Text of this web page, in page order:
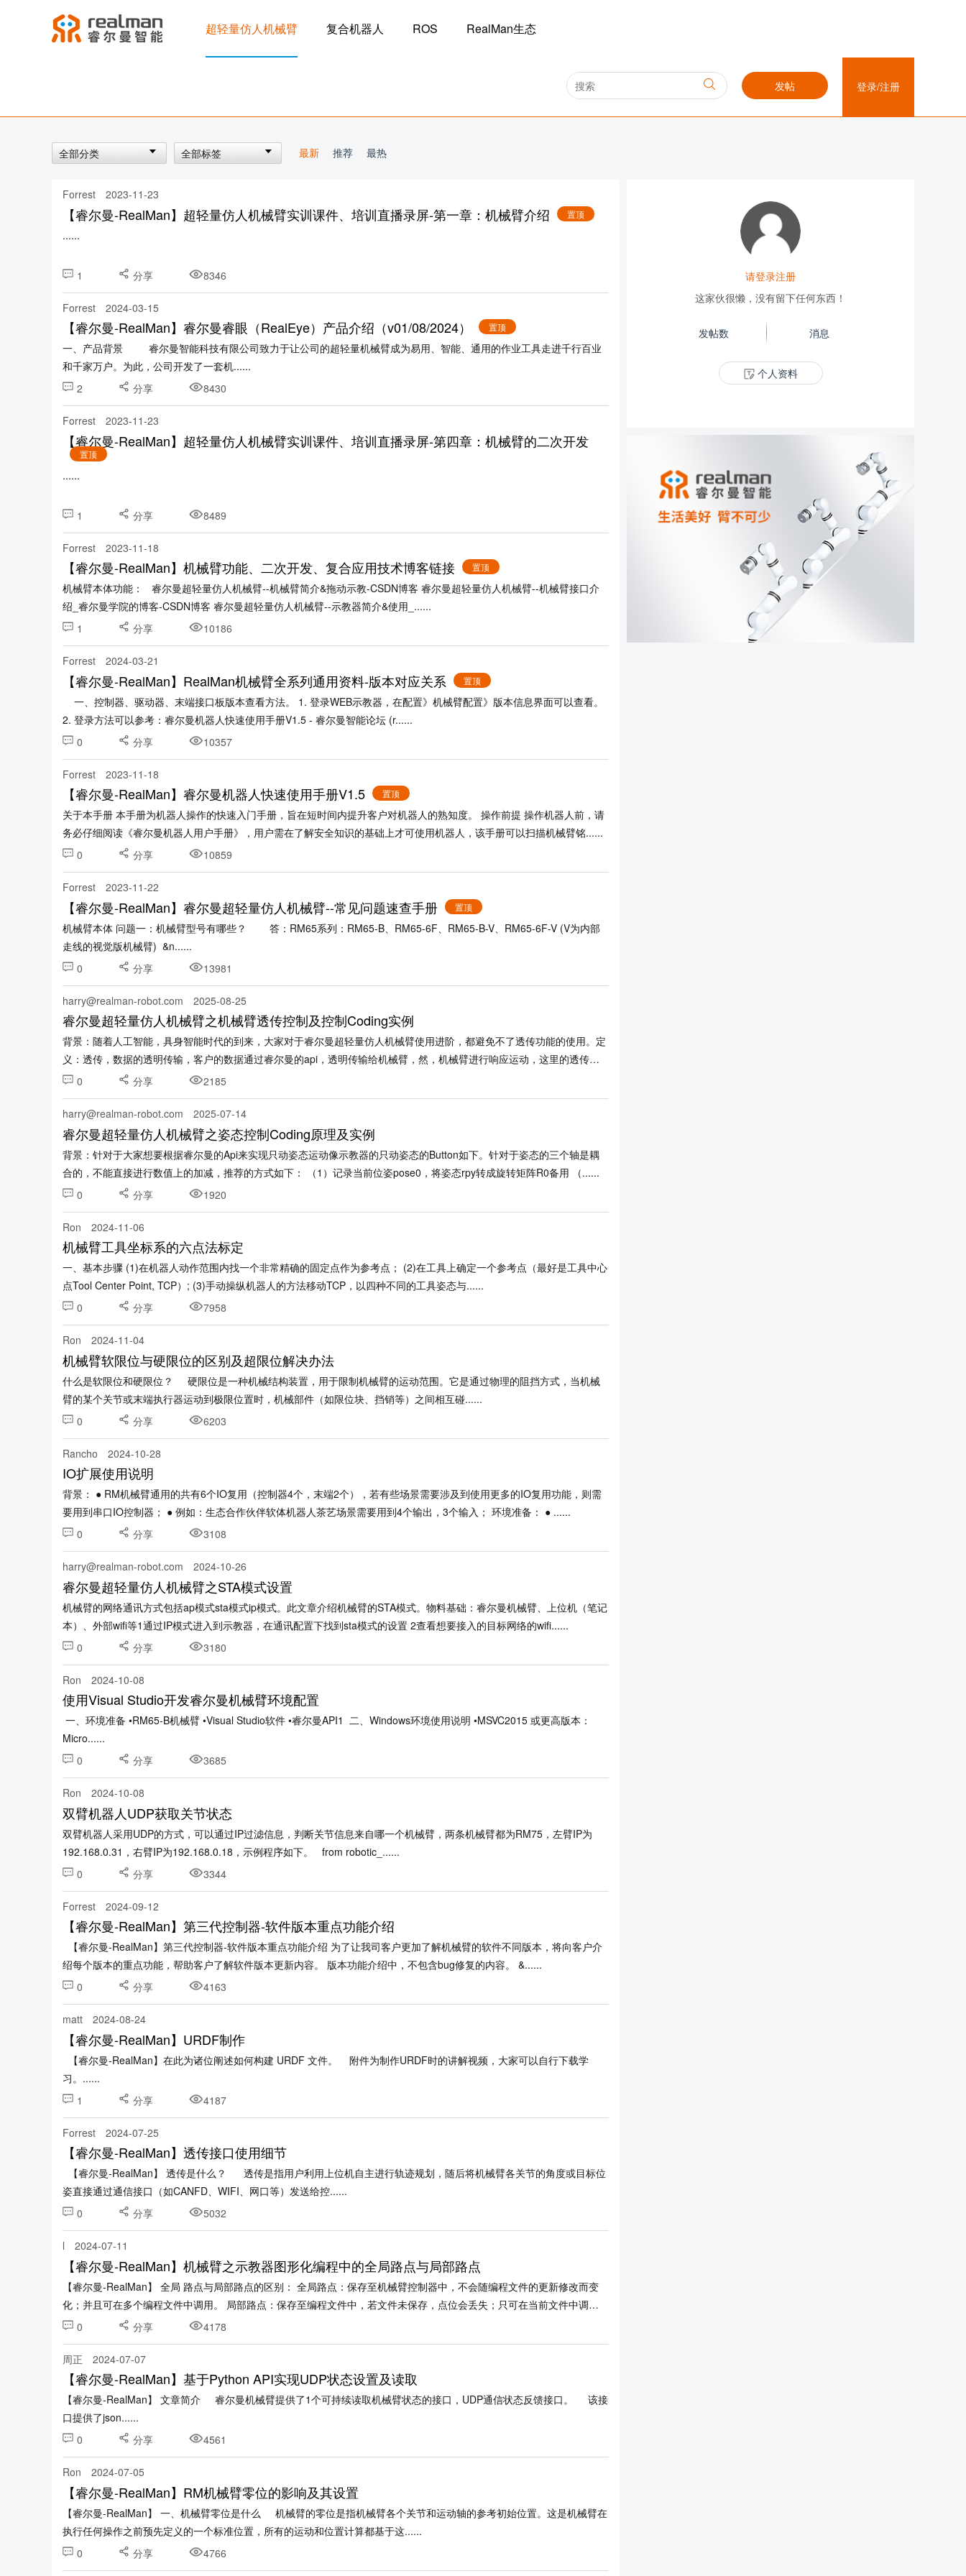
超轻量仿人机械臂 复合机器人 ROS RealMan生态
发帖 登录/注册
全部分类 全部标签 最新 推荐 最热
Forrest 2023-11-23
【睿尔曼-RealMan】超轻量仿人机械臂实训课件、培训直播录屏-第一章：机械臂介绍 置顶
......
1 分享 8346
Forrest 2024-03-15
【睿尔曼-RealMan】睿尔曼睿眼（RealEye）产品介绍（v01/08/2024） 置顶
一、产品背景 睿尔曼智能科技有限公司致力于让公司的超轻量机械臂成为易用、智能、通用的作业工具走进千行百业
和千家万户。为此，公司开发了一套机......
2
分享 8430
Forrest 2023-11-23
【睿尔曼-RealMan】超轻量仿人机械臂实训课件、培训直播录屏-第四章：机械臂的二次开发
置顶
......
1 分享 8489
Forrest 2023-11-18
【睿尔曼-RealMan】机械臂功能、二次开发、复合应用技术博客链接 置顶
机械臂本体功能： 睿尔曼超轻量仿人机械臂--机械臂简介&拖动示教-CSDN博客 睿尔曼超轻量仿人机械臂--机械臂接口介
绍_睿尔曼学院的博客-CSDN博客 睿尔曼超轻量仿人机械臂--示教器简介&使用_......
1
分享 10186
Forrest 2024-03-21
【睿尔曼-RealMan】RealMan机械臂全系列通用资料-版本对应关系 置顶
2. 登录方法可以参考：睿尔曼机器人快速使用手册V1.5 - 睿尔曼智能论坛 (r......
0
分享 10357
Forrest 2023-11-18
【睿尔曼-RealMan】睿尔曼机器人快速使用手册V1.5 置顶
关于本手册 本手册为机器人操作的快速入门手册，旨在短时间内提升客户对机器人的熟知度。 操作前提 操作机器人前，请
务必仔细阅读《睿尔曼机器人用户手册》，用户需在了解安全知识的基础上才可使用机器人，该手册可以扫描机械臂铭......
0
分享 10859
Forrest 2023-11-22
【睿尔曼-RealMan】睿尔曼超轻量仿人机械臂--常见问题速查手册 置顶
机械臂本体 问题一：机械臂型号有哪些？ 答：RM65系列：RM65-B、RM65-6F、RM65-B-V、RM65-6F-V (V为内部
走线的视觉版机械臂) &n......
0
分享 13981
harry@realman-robot.com 2025-08-25
睿尔曼超轻量仿人机械臂之机械臂透传控制及控制Coding实例
背景：随着人工智能，具身智能时代的到来，大家对于睿尔曼超轻量仿人机械臂使用进阶，都避免不了透传功能的使用。定
义：透传，数据的透明传输，客户的数据通过睿尔曼的api，透明传输给机械臂，然，机械臂进行响应运动，这里的透传狭
义上来说是位置指令......
0 分享 2185
harry@realman-robot.com 2025-07-14
睿尔曼超轻量仿人机械臂之姿态控制Coding原理及实例
背景：针对于大家想要根据睿尔曼的Api来实现只动姿态运动像示教器的只动姿态的Button如下。针对于姿态的三个轴是耦
合的，不能直接进行数值上的加减，推荐的方式如下： （1）记录当前位姿pose0，将姿态rpy转成旋转矩阵R0备用 （......
0
分享 1920
Ron 2024-11-06
机械臂工具坐标系的六点法标定
一、基本步骤 (1)在机器人动作范围内找一个非常精确的固定点作为参考点； (2)在工具上确定一个参考点（最好是工具中心
点Tool Center Point, TCP）; (3)手动操纵机器人的方法移动TCP，以四种不同的工具姿态与......
0
分享 7958
Ron 2024-11-04
机械臂软限位与硬限位的区别及超限位解决办法
什么是软限位和硬限位？ 硬限位是一种机械结构装置，用于限制机械臂的运动范围。它是通过物理的阻挡方式，当机械
臂的某个关节或末端执行器运动到极限位置时，机械部件（如限位块、挡销等）之间相互碰......
0
分享 6203
Rancho 2024-10-28
IO扩展使用说明
背景： ● RM机械臂通用的共有6个IO复用（控制器4个，末端2个），若有些场景需要涉及到使用更多的IO复用功能，则需
要用到串口IO控制器； ● 例如：生态合作伙伴软体机器人茶艺场景需要用到4个输出，3个输入； 环境准备： ● ......
0
分享 3108
harry@realman-robot.com 2024-10-26
睿尔曼超轻量仿人机械臂之STA模式设置
机械臂的网络通讯方式包括ap模式sta模式ip模式。此文章介绍机械臂的STA模式。物料基础：睿尔曼机械臂、上位机（笔记
本）、外部wifi等1通过IP模式进入到示教器，在通讯配置下找到sta模式的设置 2查看想要接入的目标网络的wifi......
0
分享 3180
Ron 2024-10-08
使用Visual Studio开发睿尔曼机械臂环境配置
一、环境准备 •RM65-B机械臂 •Visual Studio软件 •睿尔曼API1 二、Windows环境使用说明 •MSVC2015 或更高版本：
Micro......
0
分享 3685
Ron 2024-10-08
双臂机器人UDP获取关节状态
双臂机器人采用UDP的方式，可以通过IP过滤信息，判断关节信息来自哪一个机械臂，两条机械臂都为RM75，左臂IP为
192.168.0.31，右臂IP为192.168.0.18，示例程序如下。 from robotic_......
0
分享 3344
Forrest 2024-09-12
【睿尔曼-RealMan】第三代控制器-软件版本重点功能介绍
【睿尔曼-RealMan】第三代控制器-软件版本重点功能介绍 为了让我司客户更加了解机械臂的软件不同版本，将向客户介
绍每个版本的重点功能，帮助客户了解软件版本更新内容。 版本功能介绍中，不包含bug修复的内容。 &......
0
分享 4163
matt 2024-08-24
【睿尔曼-RealMan】URDF制作
【睿尔曼-RealMan】在此为诸位阐述如何构建 URDF 文件。 附件为制作URDF时的讲解视频，大家可以自行下载学
习。......
1
分享 4187
Forrest 2024-07-25
【睿尔曼-RealMan】透传接口使用细节
【睿尔曼-RealMan】 透传是什么？ 透传是指用户利用上位机自主进行轨迹规划，随后将机械臂各关节的角度或目标位
姿直接通过通信接口（如CANFD、WIFI、网口等）发送给控......
0
分享 5032
l 2024-07-11
【睿尔曼-RealMan】机械臂之示教器图形化编程中的全局路点与局部路点
【睿尔曼-RealMan】 全局 路点与局部路点的区别： 全局路点：保存至机械臂控制器中，不会随编程文件的更新修改而变
化；并且可在多个编程文件中调用。 局部路点：保存至编程文件中，若文件未保存，点位会丢失；只可在当前文件中调
用。......
0 分享 4178
周正 2024-07-07
【睿尔曼-RealMan】基于Python API实现UDP状态设置及读取
【睿尔曼-RealMan】 文章简介 睿尔曼机械臂提供了1个可持续读取机械臂状态的接口，UDP通信状态反馈接口。 该接
口提供了json......
0
分享 4561
Ron 2024-07-05
【睿尔曼-RealMan】RM机械臂零位的影响及其设置
【睿尔曼-RealMan】 一、机械臂零位是什么 机械臂的零位是指机械臂各个关节和运动轴的参考初始位置。这是机械臂在
执行任何操作之前预先定义的一个标准位置，所有的运动和位置计算都基于这......
0
分享 4766
请登录注册
这家伙很懒，没有留下任何东西！
发帖数 消息
个人资料